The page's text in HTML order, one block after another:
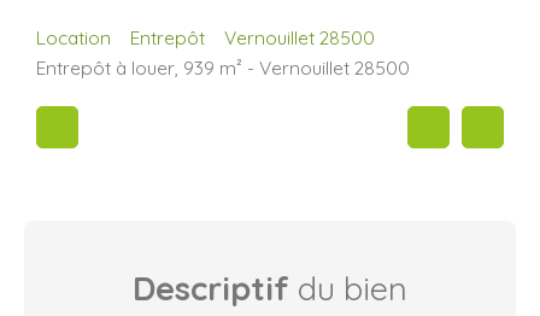
Location Entrepôt
Vernouillet 28500
Entrepôt à louer, 939 m² - Vernouillet 28500
Descriptif du bien